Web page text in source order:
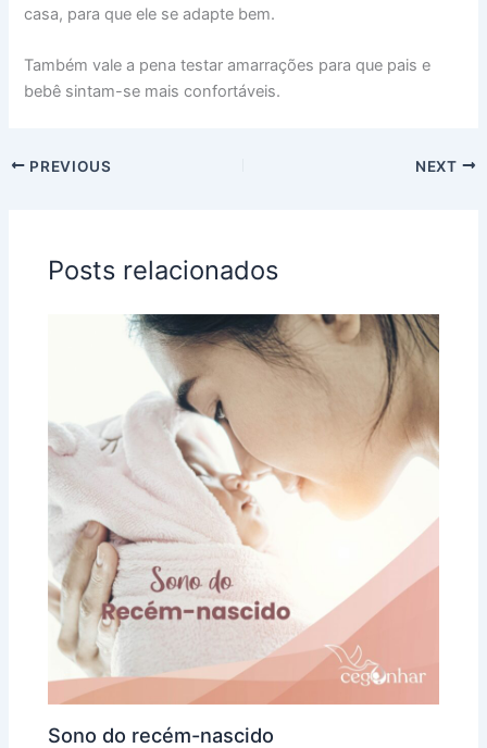
casa, para que ele se adapte bem.
Também vale a pena testar amarrações para que pais e
bebê sintam-se mais confortáveis.
PREVIOUS NEXT
Posts relacionados
Sono do recém-nascido